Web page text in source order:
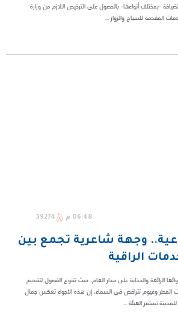
-بمختلف أنواعها- بالحصول على الترخيص اللازم من وزارة
المقدمة للسياح والزوار ...
06:48 م 39274
وجهة شاعرية تجمع بين
الراقية
الرائعة والجذابة على مدار العام، حيث تتنوع الفصول لتقديم
المطر وغيوم تتراقص في السماء، إن هذه الأجواء تعكس جمال
الهيئة ...